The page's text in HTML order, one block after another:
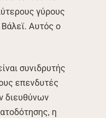
γύρους
Αυτός ο
συνιδρυτής
επενδυτές
διευθύνων
η